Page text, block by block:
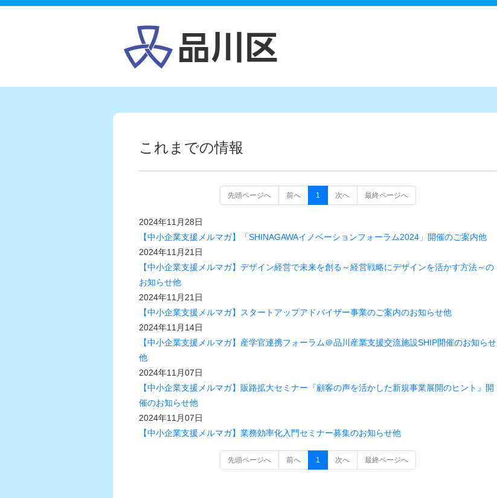
これまでの情報
先頭ページへ 前へ 1 次へ 最終ページへ
2024年11月28日
【中小企業支援メルマガ】「SHINAGAWAイノベーションフォーラム2024」開催のご案内他
2024年11月21日
【中小企業支援メルマガ】デザイン経営で未来を創る～経営戦略にデザインを活かす方法～の
お知らせ他
2024年11月21日
【中小企業支援メルマガ】スタートアップアドバイザー事業のご案内のお知らせ他
2024年11月14日
【中小企業支援メルマガ】産学官連携フォーラム＠品川産業支援交流施設SHIP開催のお知らせ
他
2024年11月07日
【中小企業支援メルマガ】販路拡大セミナー『顧客の声を活かした新規事業展開のヒント』開
催のお知らせ他
2024年11月07日
【中小企業支援メルマガ】業務効率化入門セミナー募集のお知らせ他
先頭ページへ 前へ 1 次へ 最終ページへ